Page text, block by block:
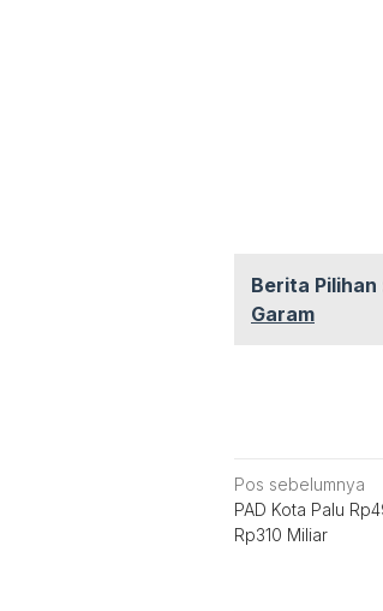
Berita Pilihan
Garam
Navigasi
pos
Pos sebelumnya
PAD Kota Palu
Rp310 Miliar